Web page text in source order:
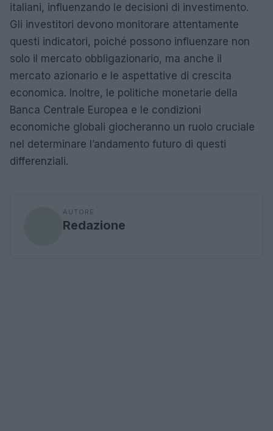
italiani, influenzando le decisioni di investimento.
Gli investitori devono monitorare attentamente
questi indicatori, poiché possono influenzare non
solo il mercato obbligazionario, ma anche il
mercato azionario e le aspettative di crescita
economica. Inoltre, le politiche monetarie della
Banca Centrale Europea e le condizioni
economiche globali giocheranno un ruolo cruciale
nel determinare l’andamento futuro di questi
differenziali.
AUTORE
Redazione